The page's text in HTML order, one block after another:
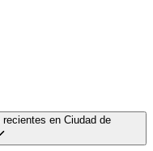
en Ciudad de